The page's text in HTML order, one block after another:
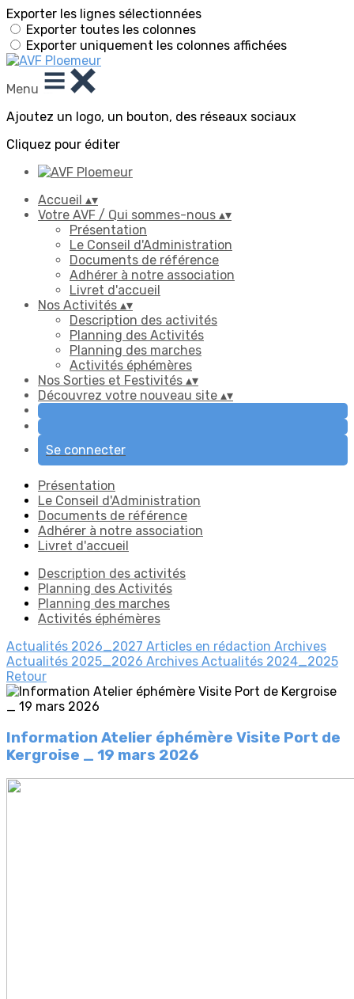
Exporter les lignes sélectionnées
Exporter toutes les colonnes
Exporter uniquement les colonnes affichées
Menu
Ajoutez un logo, un bouton, des réseaux sociaux
Cliquez pour éditer
Accueil ▴▾
Votre AVF / Qui sommes-nous ▴▾
Présentation
Le Conseil d'Administration
Documents de référence
Adhérer à notre association
Livret d'accueil
Nos Activités ▴▾
Description des activités
Planning des Activités
Planning des marches
Activités éphémères
Nos Sorties et Festivités ▴▾
Découvrez votre nouveau site ▴▾
Se connecter
Présentation
Le Conseil d'Administration
Documents de référence
Adhérer à notre association
Livret d'accueil
Description des activités
Planning des Activités
Planning des marches
Activités éphémères
Actualités 2026_2027 Articles en rédaction Archives
Actualités 2025_2026 Archives Actualités 2024_2025
Retour
Information Atelier éphémère Visite Port de
Kergroise _ 19 mars 2026